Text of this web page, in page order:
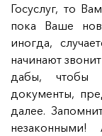
Госуслуг, то
пока Ваше
иногда,
начинают
дабы, чтобы
документы,
далее.